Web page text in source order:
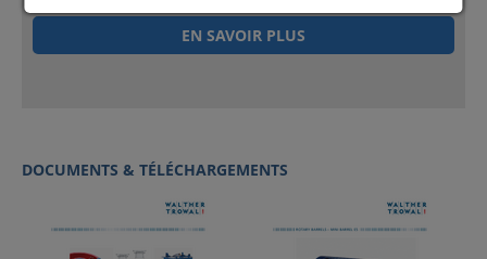
EN SAVOIR PLUS
DOCUMENTS & TÉLÉCHARGEMENTS